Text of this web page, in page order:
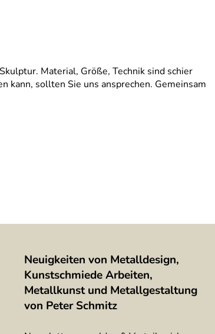
Material, Größe, Technik sind schier
kann, sollten Sie uns ansprechen. Gemeinsam
Neuigkeiten von Metalldesign,
Kunstschmiede Arbeiten,
Metallkunst und Metallgestaltung
von Peter Schmitz